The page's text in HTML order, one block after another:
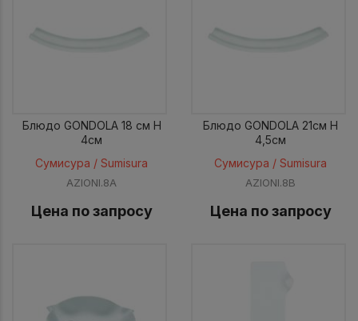
Блюдо GONDOLA 18 см H
4см
Сумисура / Sumisura
AZIONI.8A
Цена по запросу
Блюдо GONDOLA 21см H
4,5см
Сумисура / Sumisura
AZIONI.8B
Цена по запросу